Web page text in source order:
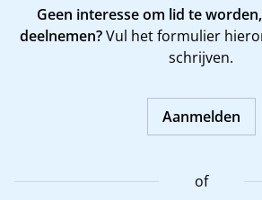
Geen interesse om lid te
deelnemen?Vul het formulier
schrijven.
Aanmelden
of